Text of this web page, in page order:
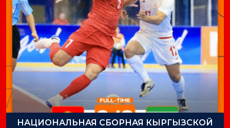
НАЦИОНАЛЬНАЯ СБОРНАЯ КЫРГЫЗСКОЙ